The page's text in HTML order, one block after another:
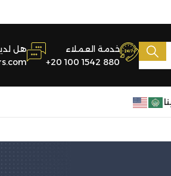
خدمة العملاء
+20 100 1542 880
هل